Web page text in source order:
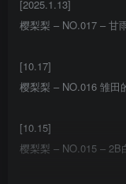
[2025.1.13]
樱梨梨 – NO.017 – 甘
[10.17]
樱梨梨 – NO.016 雏田
[10.15]
樱梨梨 – NO.015 – 2B